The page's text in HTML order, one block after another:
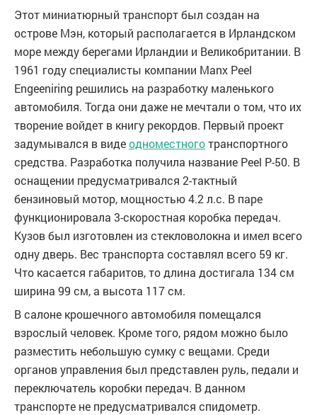
Этот миниатюрный транспорт был создан на
острове Мэн, который располагается в Ирландском
море между берегами Ирландии и Великобритании. В
1961 году специалисты компании Manx Peel
Engeeniring решились на разработку маленького
автомобиля. Тогда они даже не мечтали о том, что их
творение войдет в книгу рекордов. Первый проект
задумывался в видеодноместноготранспортного
средства. Разработка получила название Peel P-50. В
оснащении предусматривался 2-тактный
бензиновый мотор, мощностью 4.2 л.с. В паре
функционировала 3-скоростная коробка передач.
Кузов был изготовлен из стекловолокна и имел всего
одну дверь. Вес транспорта составлял всего 59 кг.
Что касается габаритов, то длина достигала 134 см
ширина 99 см, а высота 117 см.
В салоне крошечного автомобиля помещался
взрослый человек. Кроме того, рядом можно было
разместить небольшую сумку с вещами. Среди
органов управления был представлен руль, педали и
переключатель коробки передач. В данном
транспорте не предусматривался спидометр.